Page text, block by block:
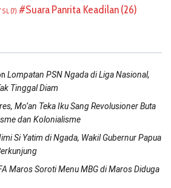
(7) Suara Panrita Keadilan(26)
Lompatan PSN Ngada di Liga Nasional,
Tinggal Diam
Mo’an Teka Iku Sang Revolusioner Buta
dan Kolonialisme
Si Yatim di Ngada, Wakil Gubernur Papua
Maros Soroti Menu MBG di Maros Diduga